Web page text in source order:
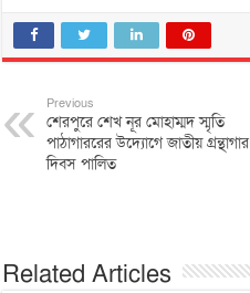
Previous
শেরপুরে শেখ নূর মোহাম্মদ স্মৃতি
পাঠাগাররের উদ্যোগে জাতীয় গ্রন্থাগার
দিবস পালিত
Related Articles